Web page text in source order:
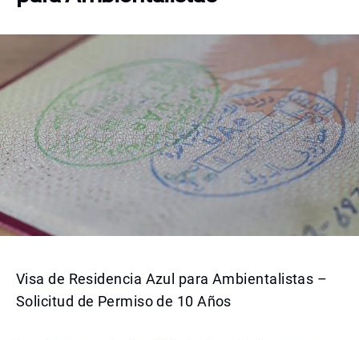
Visa de Residencia Azul para Ambientalistas –
Solicitud de Permiso de 10 Años